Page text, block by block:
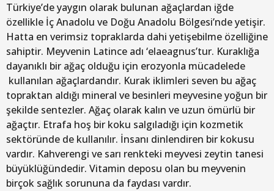
Türkiye’de yaygın olarak bulunan ağaçlardan iğde
özellikle İç Anadolu ve Doğu Anadolu Bölgesi’nde yetişir.
Hatta en verimsiz topraklarda dahi yetişebilme özelliğine
sahiptir. Meyvenin Latince adı ‘elaeagnus’tur. Kuraklığa
dayanıklı bir ağaç olduğu için erozyonla mücadelede
kullanılan ağaçlardandır. Kurak iklimleri seven bu ağaç
topraktan aldığı mineral ve besinleri meyvesine yoğun bir
şekilde sentezler. Ağaç olarak kalın ve uzun ömürlü bir
ağaçtır. Etrafa hoş bir koku salgıladığı için kozmetik
sektöründe de kullanılır. İnsanı dinlendiren bir kokusu
vardır. Kahverengi ve sarı renkteki meyvesi zeytin tanesi
büyüklüğündedir. Vitamin deposu olan bu meyvenin
birçok sağlık sorununa da faydası vardır.